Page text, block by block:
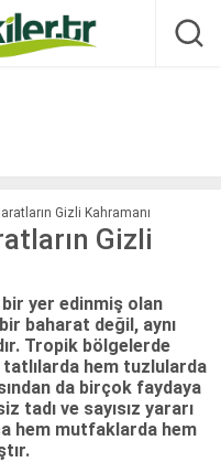
Gizli Kahramanı
Gizli
yer edinmiş olan
baharat değil, aynı
Tropik bölgelerde
hem tuzlularda
da birçok faydaya
tadı ve sayısız yararı
hem mutfaklarda hem